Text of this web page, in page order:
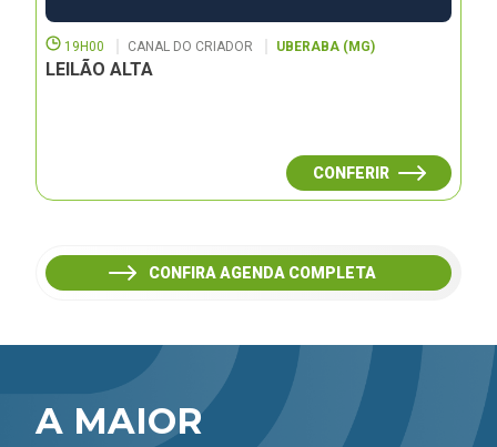
19H00 CANAL DO CRIADOR UBERABA (MG)
LEILÃO ALTA
CONFERIR
CONFIRA AGENDA COMPLETA
A MAIOR